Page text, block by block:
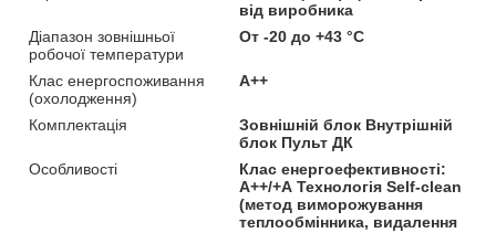
від виробника
Діапазон зовнішньої
робочої температури
От -20 до +43 °С
Клас енергоспоживання
(охолодження)
A++
Комплектація
Зовнішній блок Внутрішній
блок Пульт ДК
Особливості
Клас енергоефективності:
А++/+А Технологія Self-clean
(метод виморожування
теплообмінника, видалення